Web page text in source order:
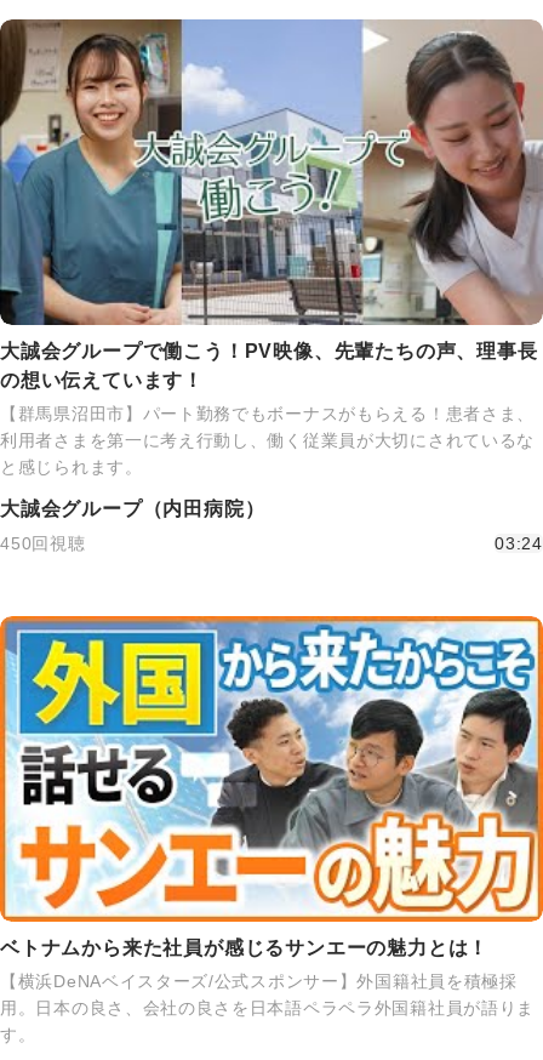
大誠会グループで働こう！PV映像、先輩たちの声、理事長
の想い伝えています！
【群馬県沼田市】パート勤務でもボーナスがもらえる！患者さま、
利用者さまを第一に考え行動し、働く従業員が大切にされているな
と感じられます。
大誠会グループ（内田病院）
450回視聴 03:24
ベトナムから来た社員が感じるサンエーの魅力とは！
【横浜DeNAベイスターズ/公式スポンサー】外国籍社員を積極採
用。日本の良さ、会社の良さを日本語ペラペラ外国籍社員が語りま
す。